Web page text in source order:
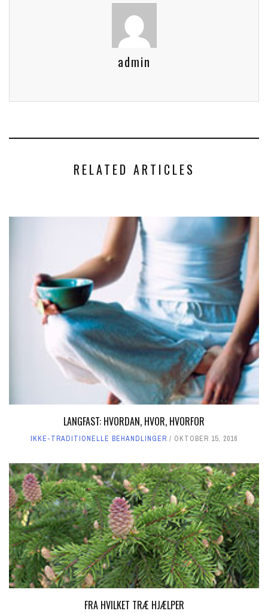
admin
RELATED ARTICLES
LANGFAST: HVORDAN, HVOR, HVORFOR
IKKE-TRADITIONELLE BEHANDLINGER OKTOBER 15, 2016
FRA HVILKET TRÆ HJÆLPER